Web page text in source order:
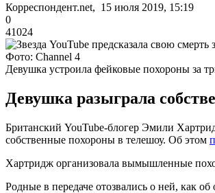
Корреспондент.net, 15 июля 2019, 15:19
0
41024
Фото: Channel 4
Девушка устроила фейковые похороны за
Девушка разыграла
Британский YouTube-блогер Эмили
собственные похороны в телешоу. Об этом
Хартридж организовала вымышленные
Родные в передаче отозвались о ней, как об